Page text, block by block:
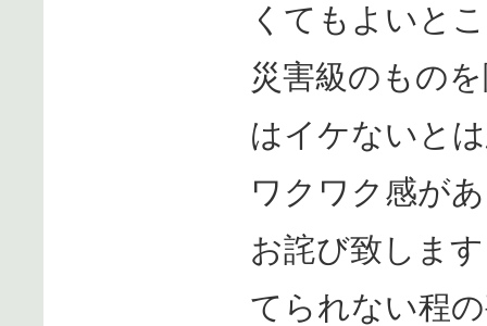
くてもよいと
災害級のもの
はイケないと
ワクワク感が
お詫び致しま
てられない程